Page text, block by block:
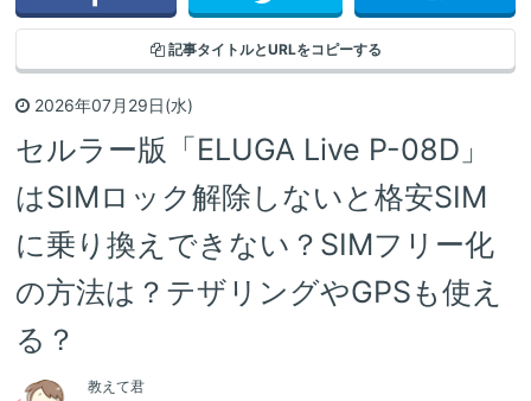
記事タイトルとURLをコピーする
2026年07月29日(水)
セルラー版「ELUGA Live P-08D」
はSIMロック解除しないと格安SIM
に乗り換えできない？SIMフリー化
の方法は？テザリングやGPSも使え
る？
教えて君